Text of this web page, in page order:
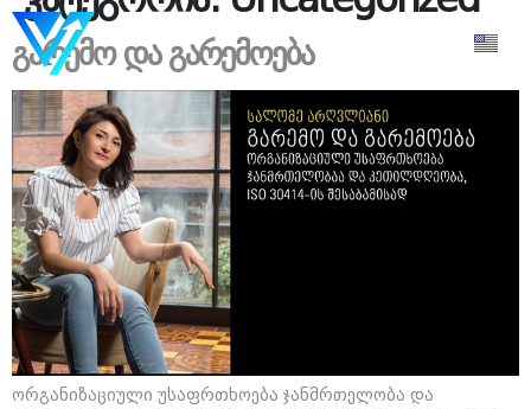
გარემო და გარემოება
ორგანიზაციული უსაფრთხოება ჯანმრთელობა და